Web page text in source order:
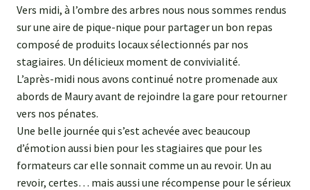
Vers midi, à l’ombre des arbres nous nous sommes rendus
sur une aire de pique-nique pour partager un bon repas
composé de produits locaux sélectionnés par nos
stagiaires. Un délicieux moment de convivialité.
L’après-midi nous avons continué notre promenade aux
abords de Maury avant de rejoindre la gare pour retourner
vers nos pénates.
Une belle journée qui s’est achevée avec beaucoup
d’émotion aussi bien pour les stagiaires que pour les
formateurs car elle sonnait comme un au revoir. Un au
revoir, certes… mais aussi une récompense pour le sérieux